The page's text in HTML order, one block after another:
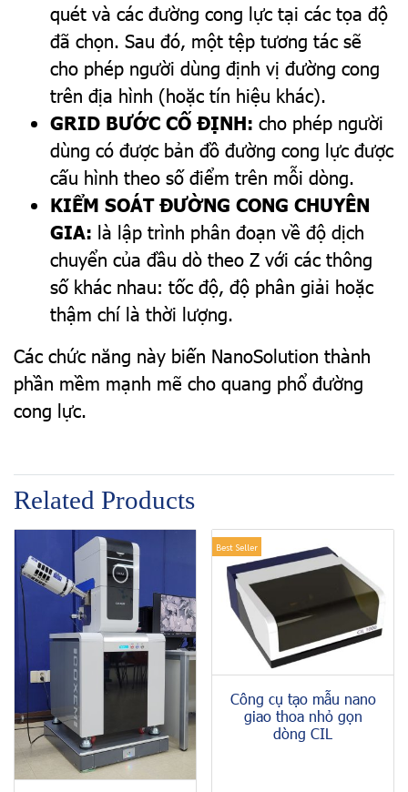
quét và các đường cong lực tại các tọa độ
đã chọn. Sau đó, một tệp tương tác sẽ
cho phép người dùng định vị đường cong
trên địa hình (hoặc tín hiệu khác).
GRID BƯỚC CỐ ĐỊNH: cho phép người
dùng có được bản đồ đường cong lực được
cấu hình theo số điểm trên mỗi dòng.
KIỂM SOÁT ĐƯỜNG CONG CHUYÊN
GIA: là lập trình phân đoạn về độ dịch
chuyển của đầu dò theo Z với các thông
số khác nhau: tốc độ, độ phân giải hoặc
thậm chí là thời lượng.
Các chức năng này biến NanoSolution thành
phần mềm mạnh mẽ cho quang phổ đường
cong lực.
Related Products
Best Seller
Công cụ tạo mẫu nano
giao thoa nhỏ gọn
dòng CIL